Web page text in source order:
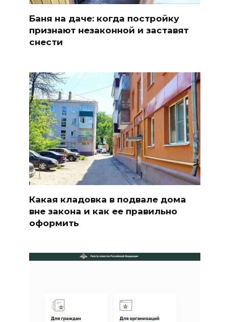
Баня на даче: когда постройку
признают незаконной и заставят
снести
Какая кладовка в подвале дома
вне закона и как ее правильно
оформить